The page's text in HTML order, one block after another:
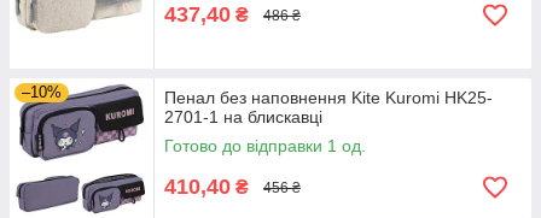
437,40 ₴ 486 ₴
–10%
Пенал без наповнення Kite Kuromi HK25-
2701-1 на блискавці
Готово до відправки 1 од.
410,40 ₴ 456 ₴